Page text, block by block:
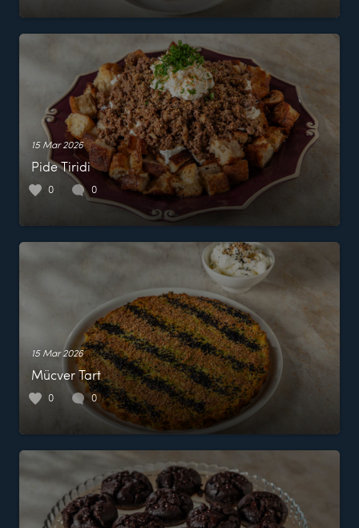
15 Mar 2026
Pide Tiridi
0 0
15 Mar 2026
Mücver Tart
0 0